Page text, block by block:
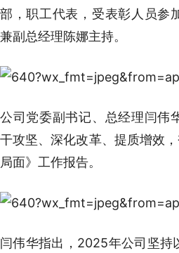
部，职工代表，受表彰人员参
兼副总经理陈娜主持。
公司党委副书记、总经理闫伟
干攻坚、深化改革、提质增效
局面》工作报告。
闫伟华指出，2025年公司坚持